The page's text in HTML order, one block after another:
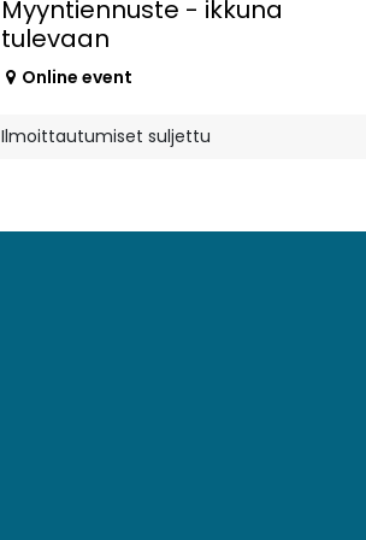
Myyntiennuste - ikkuna
tulevaan
Online event
Ilmoittautumiset suljettu